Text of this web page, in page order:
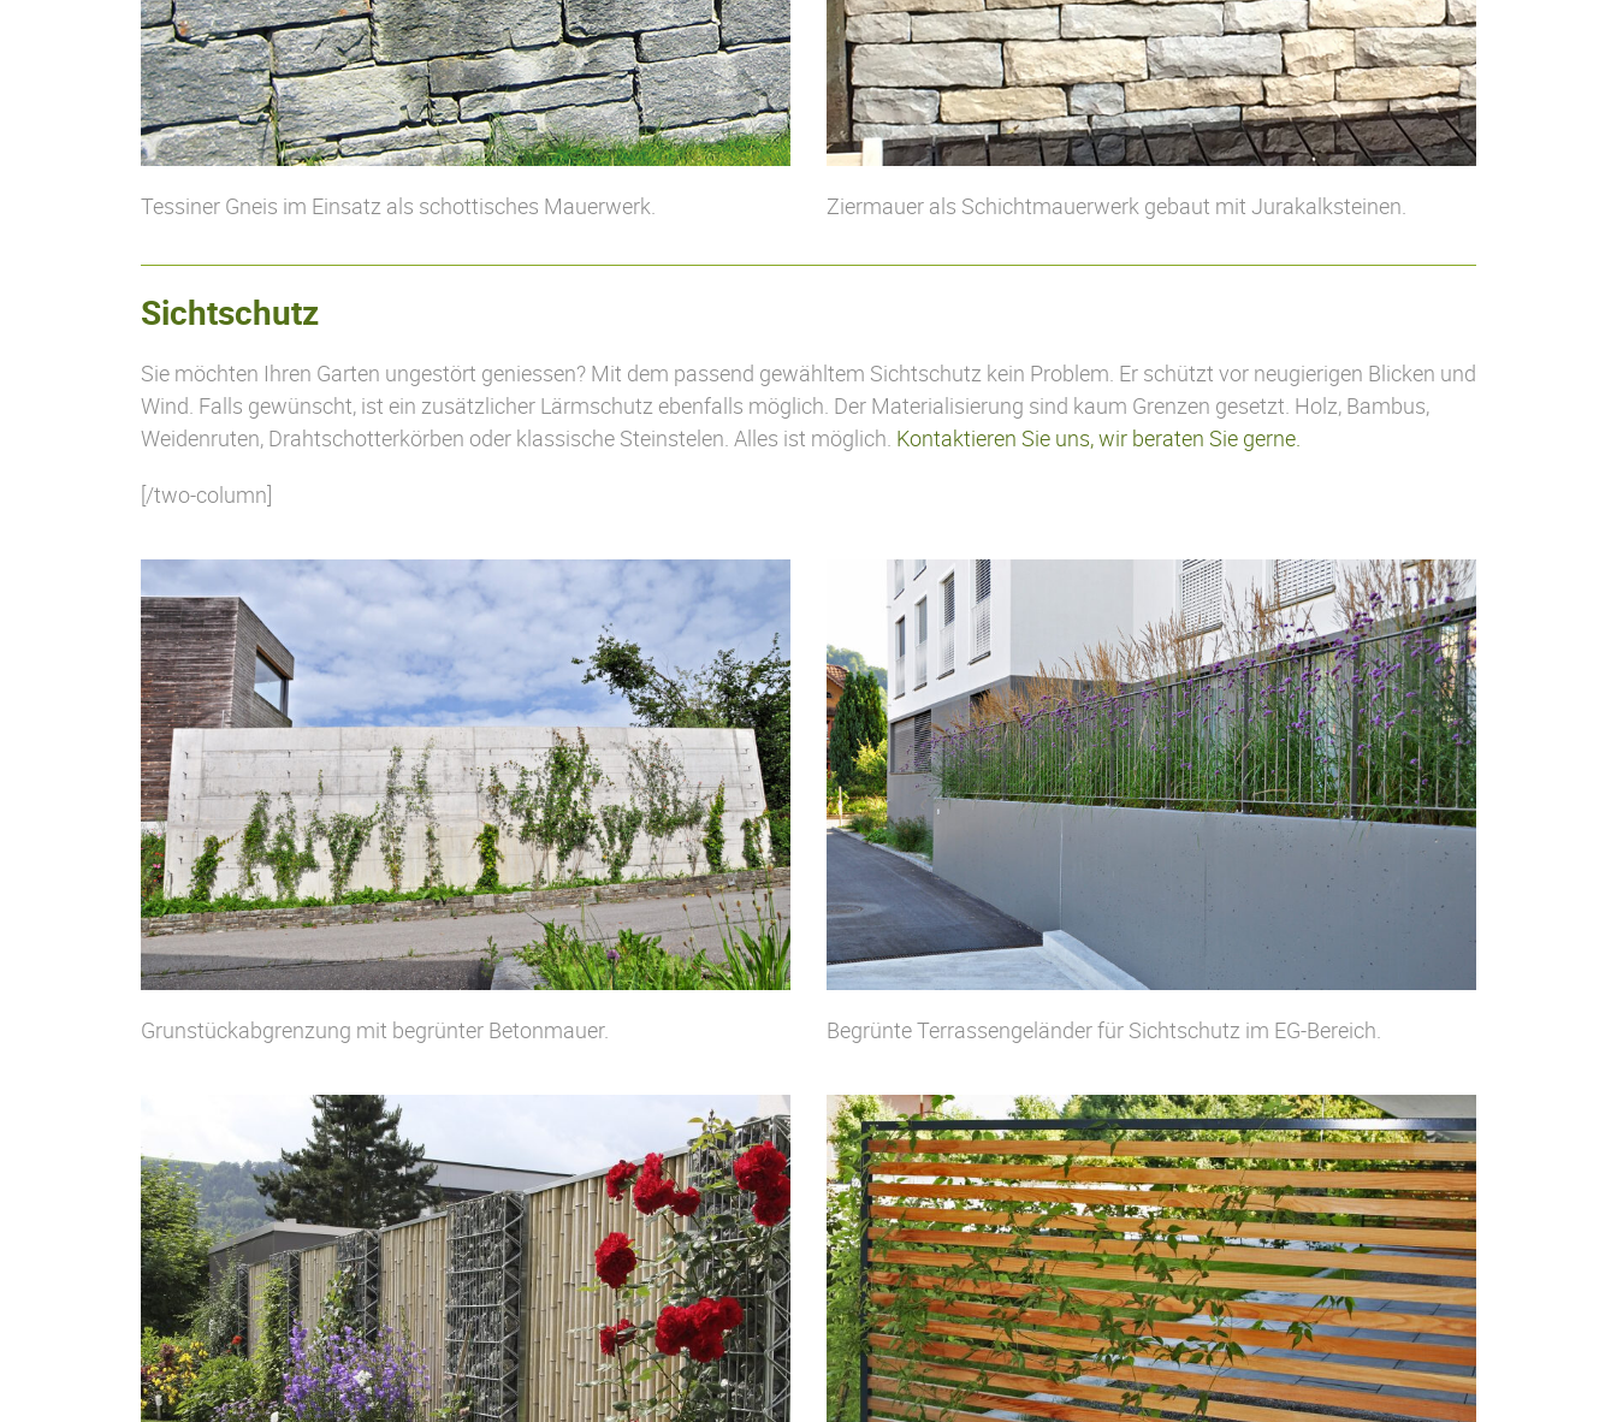
Tessiner Gneis im Einsatz als schottisches Mauerwerk. Ziermauer als Schichtmauerwerk gebaut mit Jurakalksteinen.
Sichtschutz
Sie möchten Ihren Garten ungestört geniessen? Mit dem passend gewähltem Sichtschutz kein Problem. Er schützt vor neugierigen Blicken und
Wind. Falls gewünscht, ist ein zusätzlicher Lärmschutz ebenfalls möglich. Der Materialisierung sind kaum Grenzen gesetzt. Holz, Bambus,
Weidenruten, Drahtschotterkörben oder klassische Steinstelen. Alles ist möglich. Kontaktieren Sie uns, wir beraten Sie gerne.
[/two-column]
Grunstückabgrenzung mit begrünter Betonmauer. Begrünte Terrassengeländer für Sichtschutz im EG-Bereich.